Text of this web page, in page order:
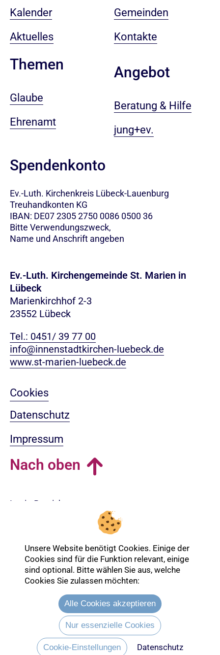
Kalender
Aktuelles
Themen
Glaube
Ehrenamt
Gemeinden
Kontakte
Angebot
Beratung & Hilfe
jung+ev.
Spendenkonto
Ev.-Luth. Kirchenkreis Lübeck-Lauenburg
Treuhandkonten KG
IBAN: DE07 2305 2750 0086 0500 36
Bitte Verwendungszweck,
Name und Anschrift angeben
Ev.-Luth. Kirchengemeinde St. Marien in
Lübeck
Marienkirchhof 2-3
23552 Lübeck
Tel.: 0451/ 39 77 00
info@innenstadtkirchen-luebeck.de
www.st-marien-luebeck.de
Cookies
Datenschutz
Impressum
Nach oben
Login-Bereich
Entdecken Sie mehr über die Ev.
Unsere Website benötigt Cookies. Einige der
Cookies sind für die Funktion relevant, einige
sind optional. Bitte wählen Sie aus, welche
Cookies Sie zulassen möchten:
Alle Cookies akzeptieren
Nur essenzielle Cookies
Cookie-Einstellungen Datenschutz